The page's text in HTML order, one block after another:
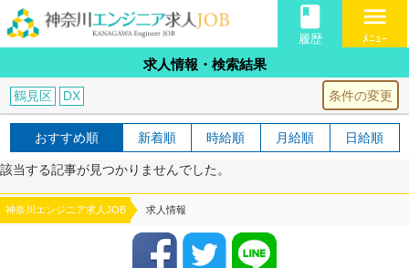
book
履歴
menu
ﾒﾆｭｰ
求人情報・検索結果
条件の変更
鶴見区 DX
おすすめ順 新着順 時給順 月給順 日給順
該当する記事が見つかりませんでした。
神奈川エンジニア求人JOB 求人情報